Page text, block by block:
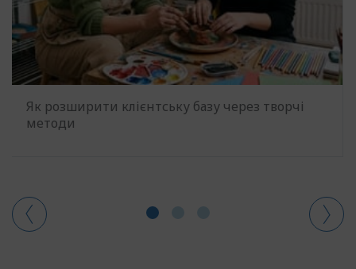
Як розширити клієнтську базу через творчі
методи